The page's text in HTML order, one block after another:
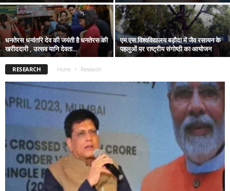
धनतेरस धन्वंतरि देव की जयंती है धनतेरस की
खरीददारी , उत्सव यानि देवता...
एम.एस.विश्वविद्यालय बड़ौदा में जैव रसायन के
पहलुओं पर राष्ट्रीय संगोष्ठी का आयोजन
RESEARCH Home Research